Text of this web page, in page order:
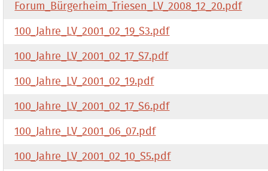
Forum_Bürgerheim_Triesen_LV_2008_12_20.pdf
100_Jahre_LV_2001_02_19_S3.pdf
100_Jahre_LV_2001_02_17_S7.pdf
100_Jahre_LV_2001_02_19.pdf
100_Jahre_LV_2001_02_17_S6.pdf
100_Jahre_LV_2001_06_07.pdf
100_Jahre_LV_2001_02_10_S5.pdf